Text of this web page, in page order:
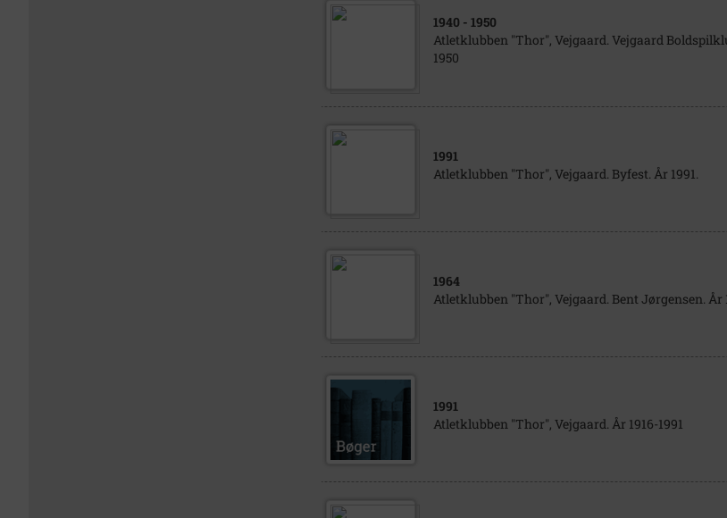
1940 - 1950
Atletklubben "Thor", Vejgaard. Vejgaard
1950
1991
Atletklubben "Thor", Vejgaard. Byfest. År 1991.
1964
Atletklubben "Thor", Vejgaard. Bent Jørgensen. År
1991
Atletklubben "Thor", Vejgaard. År 1916-1991